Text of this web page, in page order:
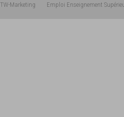
Marketing
Emploi Enseignement